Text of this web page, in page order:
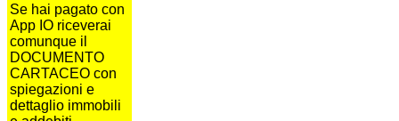
Se hai pagato con
App IO riceverai
comunque il
DOCUMENTO
CARTACEO con
spiegazioni e
dettaglio immobili